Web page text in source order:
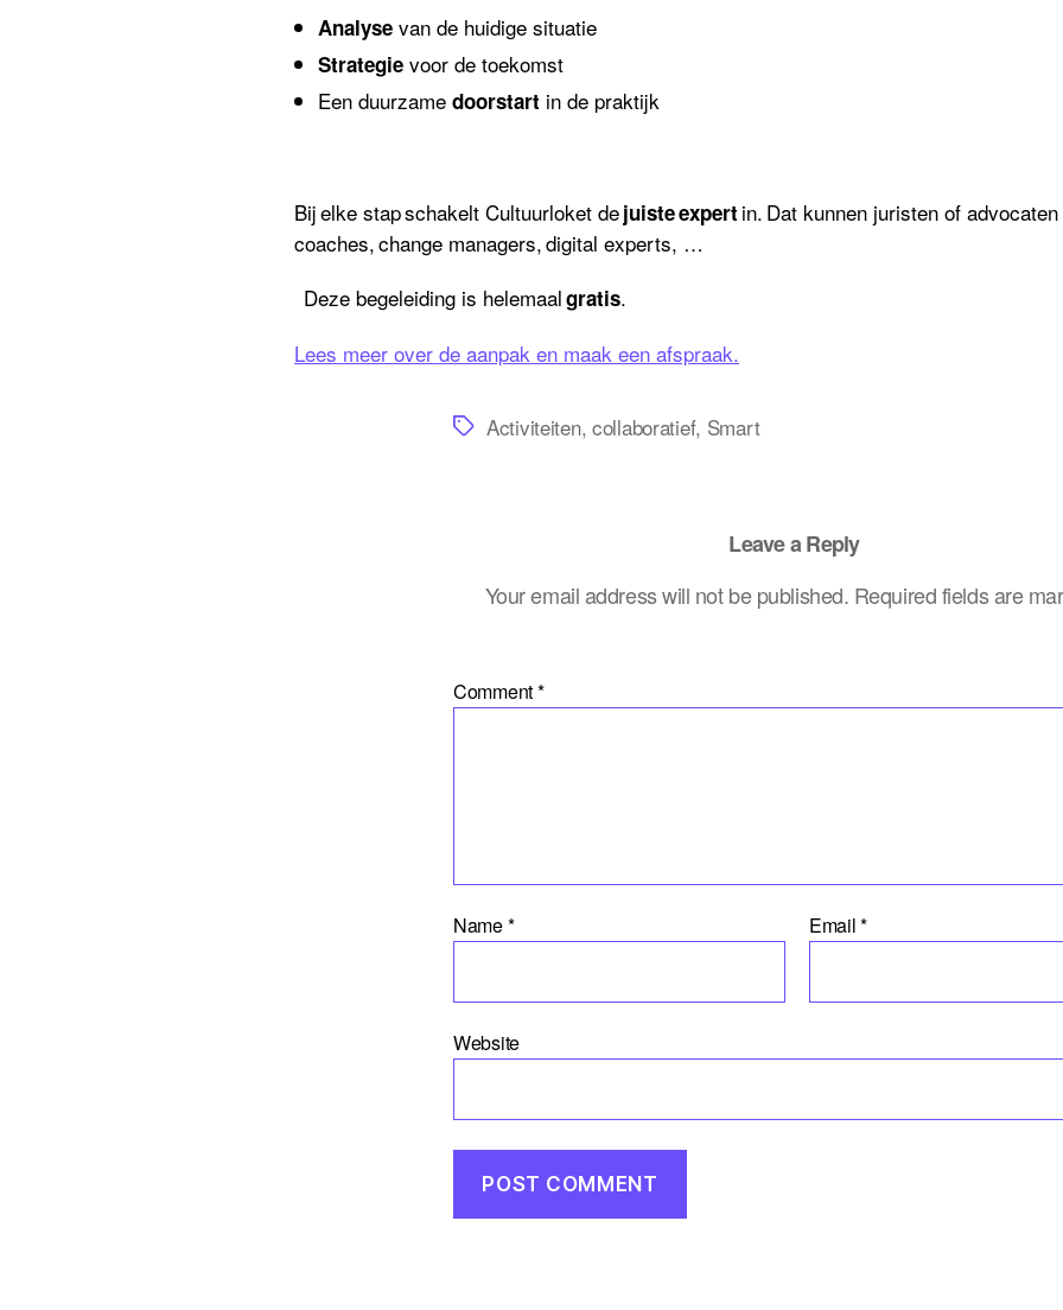
Analyse van de huidige situatie
Strategie voor detoekomst
Een duurzamedoorstart in de praktijk
Bij elke stap schakelt Cultuurloket dejuiste expertin. Dat kunnen juristen of
coaches, change managers, digital experts, …
Deze begeleiding is helemaalgratis.
Lees meer over de aanpak en maak een afspraak.
TagsActiviteiten, collaboratief, Smart
Leave a Reply
Your email address will not be published. Required fields are
Comment*
Name* Email*
Website